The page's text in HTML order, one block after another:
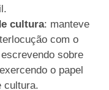
cultura: manteve
com o
sobre
o papel
cultura.